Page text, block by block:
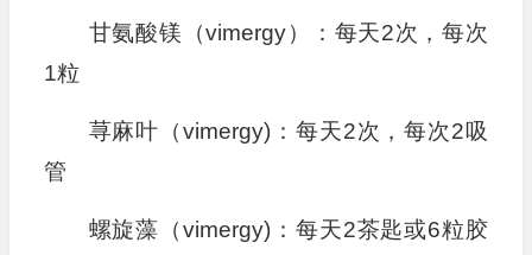
甘氨酸镁（vimergy）：每天2次，每次
1粒
荨麻叶（vimergy)：每天2次，每次2吸
管
螺旋藻（vimergy)：每天2茶匙或6粒胶